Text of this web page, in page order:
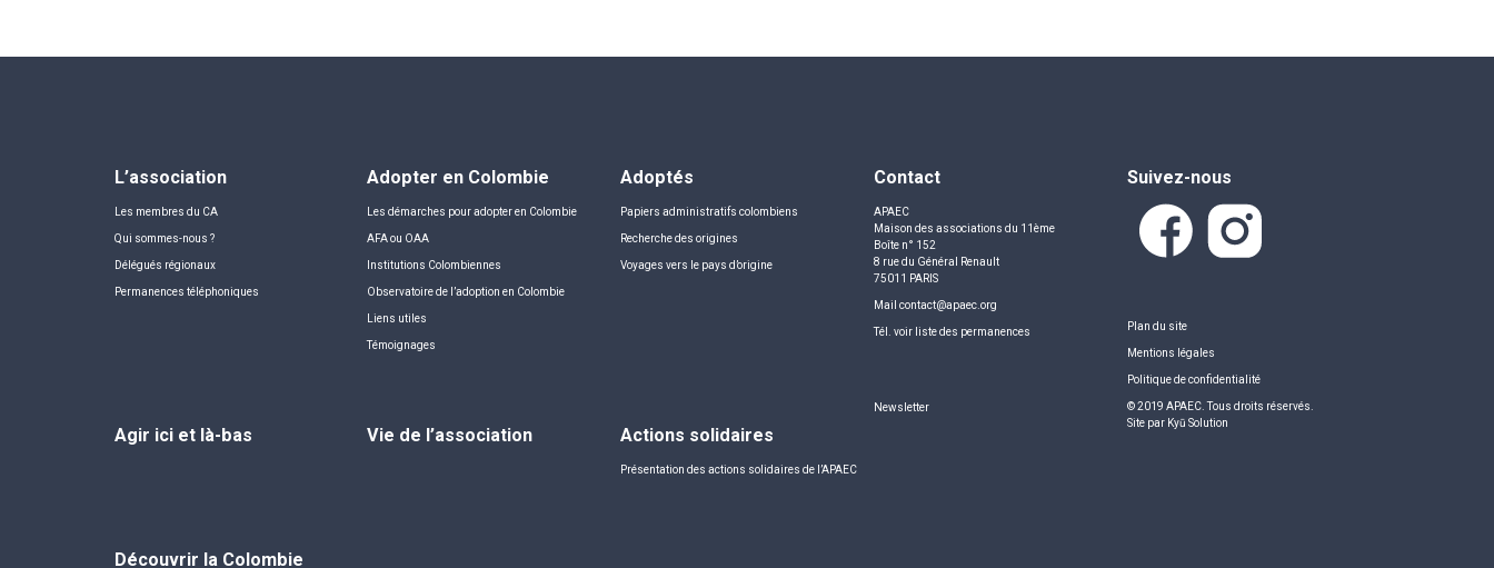
L’association
Les membres du CA
Qui sommes-nous ?
Délégués régionaux
Permanences téléphoniques
Adopter en Colombie
Les démarches pour adopter en Colombie
AFA ou OAA
Institutions Colombiennes
Observatoire de l’adoption en Colombie
Liens utiles
Témoignages
Adoptés
Papiers administratifs colombiens
Recherche des origines
Voyages vers le pays d’origine
Agir ici et là-bas Vie de l’association Actions solidaires
Présentation des actions solidaires de l’APAEC
Découvrir la Colombie
Contact
APAEC
Maison des associations du 11ème
Boîte n° 152
8 rue du Général Renault
75011 PARIS
Mail contact@apaec.org
Tél. voir liste des permanences
Newsletter
Suivez-nous
Plan du site
Mentions légales
Politique de confidentialité
© 2019 APAEC. Tous droits réservés.
Site par Kyū Solution